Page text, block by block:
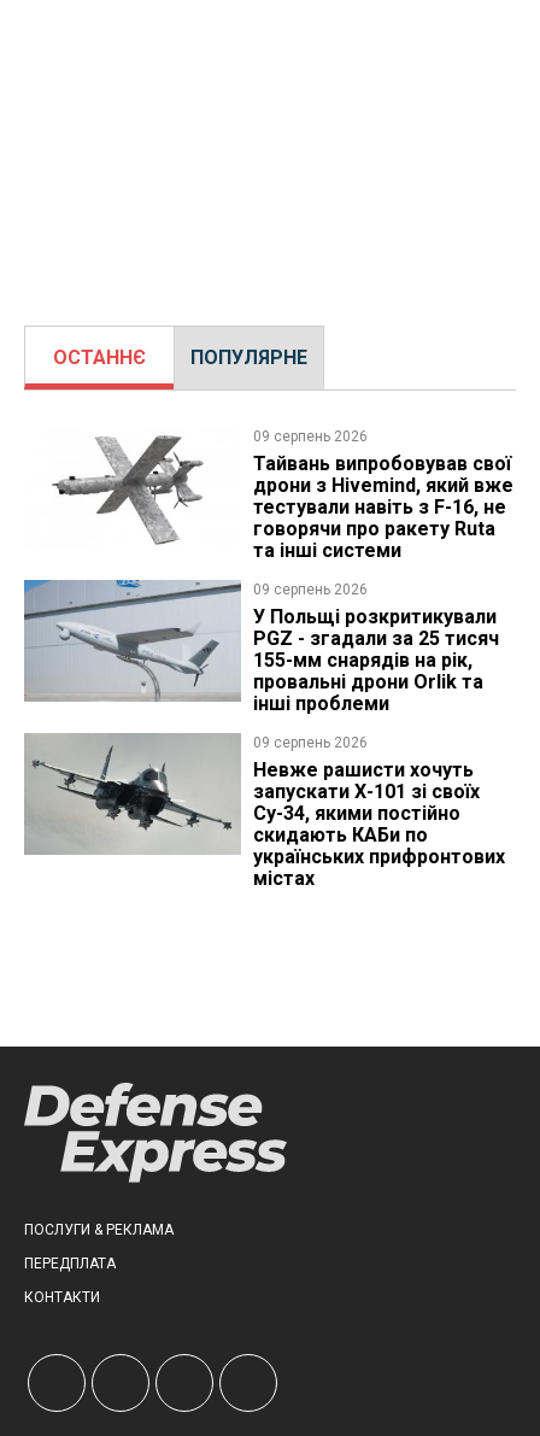
ОСТАННЄ ПОПУЛЯРНЕ
09 серпень 2026
Тайвань випробовував свої
дрони з Hivemind, який вже
тестували навіть з F-16, не
говорячи про ракету Ruta
та інші системи
09 серпень 2026
У Польщі розкритикували
PGZ - згадали за 25 тисяч
155-мм снарядів на рік,
провальні дрони Orlik та
інші проблеми
09 серпень 2026
Невже рашисти хочуть
запускати Х-101 зі своїх
Су-34, якими постійно
скидають КАБи по
українських прифронтових
містах
ПОСЛУГИ & РЕКЛАМА
ПЕРЕДПЛАТА
КОНТАКТИ